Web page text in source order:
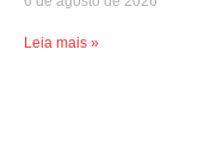
Leia mais »